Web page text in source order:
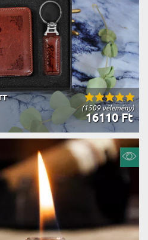
(1509 vélemény)
16110 Ft